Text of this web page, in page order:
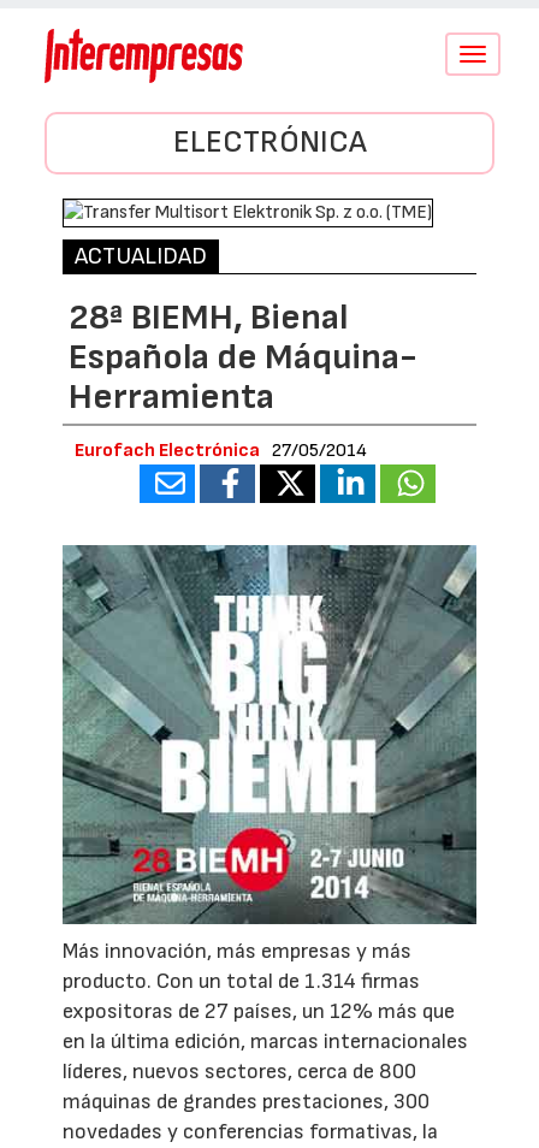
Conmutar
ELECTRÓNICA
ACTUALIDAD
28ª BIEMH, Bienal
Española de Máquina-
Herramienta
Eurofach Electrónica 27/05/2014
Más innovación, más empresas y más
producto. Con un total de 1.314 firmas
expositoras de 27 países, un 12% más que
en la última edición, marcas internacionales
líderes, nuevos sectores, cerca de 800
máquinas de grandes prestaciones, 300
novedades y conferencias formativas, la